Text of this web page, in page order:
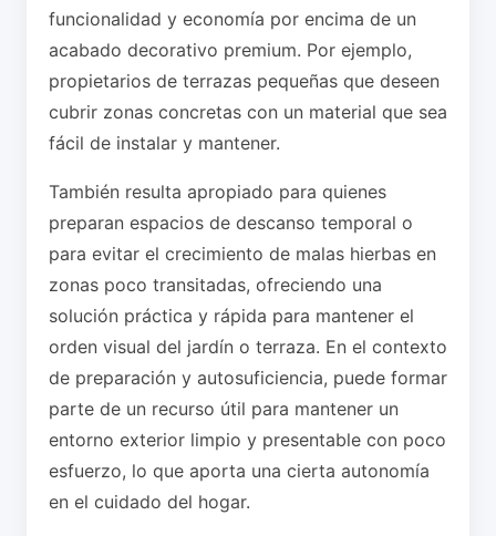
funcionalidad y economía por encima de un
acabado decorativo premium. Por ejemplo,
propietarios de terrazas pequeñas que deseen
cubrir zonas concretas con un material que sea
fácil de instalar y mantener.
También resulta apropiado para quienes
preparan espacios de descanso temporal o
para evitar el crecimiento de malas hierbas en
zonas poco transitadas, ofreciendo una
solución práctica y rápida para mantener el
orden visual del jardín o terraza. En el contexto
de preparación y autosuficiencia, puede formar
parte de un recurso útil para mantener un
entorno exterior limpio y presentable con poco
esfuerzo, lo que aporta una cierta autonomía
en el cuidado del hogar.